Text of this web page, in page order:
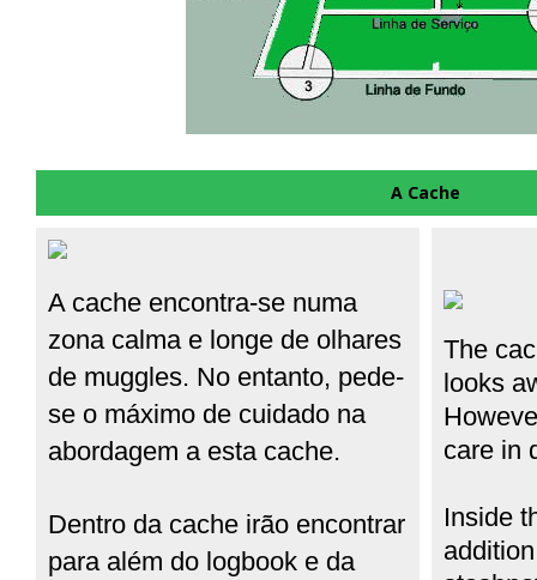
A Cache
A cache encontra-se numa
zona calma e longe de olhares
de muggles. No entanto, pede-
se o máximo de cuidado na
abordagem a esta cache.
Dentro da cache irão encontrar
para além do logbook e da
The
looks
care in
Inside